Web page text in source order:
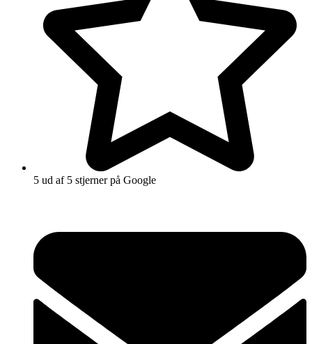
5 ud af 5 stjerner på Google